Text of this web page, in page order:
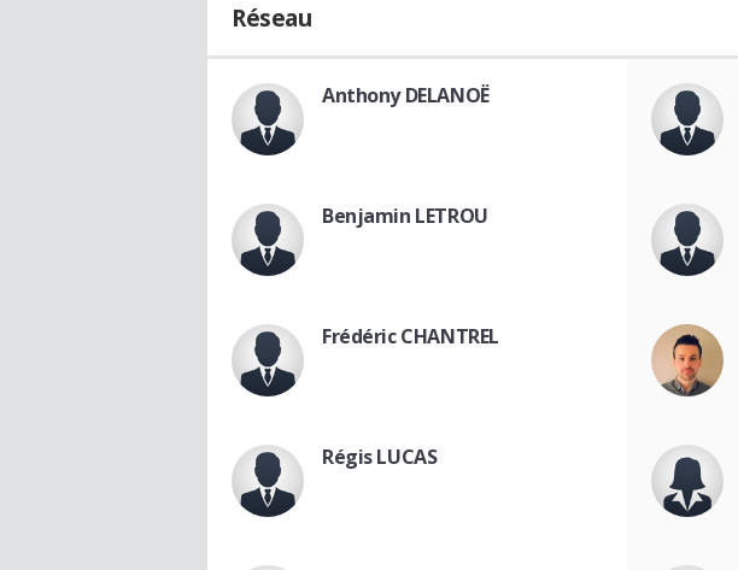
Réseau
Anthony DELANOË
Benjamin LETROU
Frédéric CHANTREL
Régis LUCAS